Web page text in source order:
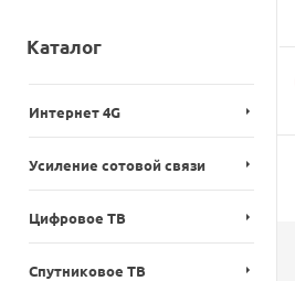
Каталог
Интернет 4G
Усиление сотовой связи
Цифровое ТВ
Спутниковое ТВ